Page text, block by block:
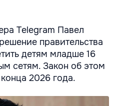
Telegram Павел
правительства
детям младше 16
сетям. Закон об этом
2026 года.